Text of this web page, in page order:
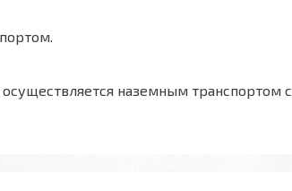
наземным транспортом с